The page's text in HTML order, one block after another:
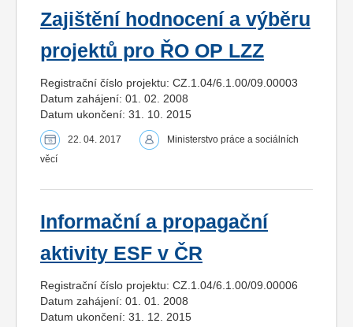
Zajištění hodnocení a výběru
projektů pro ŘO OP LZZ
Registrační číslo projektu: CZ.1.04/6.1.00/09.00003
Datum zahájení: 01. 02. 2008
Datum ukončení: 31. 10. 2015
22. 04. 2017
Ministerstvo práce a sociálních
věcí
Informační a propagační
aktivity ESF v ČR
Registrační číslo projektu: CZ.1.04/6.1.00/09.00006
Datum zahájení: 01. 01. 2008
Datum ukončení: 31. 12. 2015